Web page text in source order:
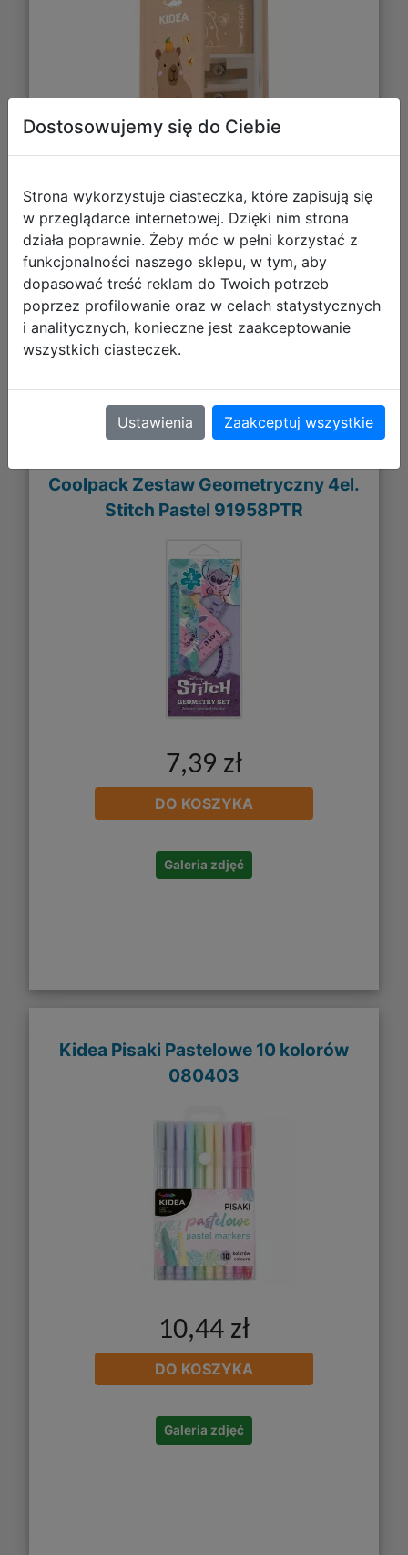
7,22 zł
DO KOSZYKA
Coolpack Zestaw Geometryczny 4el.
Stitch Pastel 91958PTR
7,39 zł
DO KOSZYKA
Galeria zdjęć
Kidea Pisaki Pastelowe 10 kolorów
080403
10,44 zł
DO KOSZYKA
Galeria zdjęć
Dostosowujemy się do Ciebie
Strona wykorzystuje ciasteczka, które zapisują się
w przeglądarce internetowej. Dzięki nim strona
działa poprawnie. Żeby móc w pełni korzystać z
funkcjonalności naszego sklepu, w tym, aby
dopasować treść reklam do Twoich potrzeb
poprzez profilowanie oraz w celach statystycznych
i analitycznych, konieczne jest zaakceptowanie
wszystkich ciasteczek.
Ustawienia Zaakceptuj wszystkie